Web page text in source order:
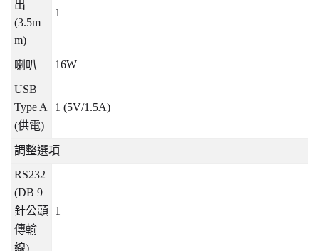
出
(3.5m
m)
1
喇叭 16W
USB
Type A
(供電)
1 (5V/1.5A)
調整選項
RS232
(DB 9
針公頭
傳輸
線)
1